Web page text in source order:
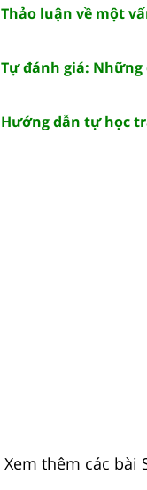
Thảo luận về một
Tự đánh giá: Những
Hướng dẫn tự học
Xem thêm các bài